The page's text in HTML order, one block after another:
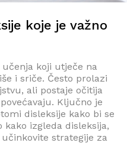
koje je važno
koji utječe na
i sriče. Često prolazi
ali postaje očitija
Ključno je
disleksije kako bi se
kako izgleda disleksija,
strategije za